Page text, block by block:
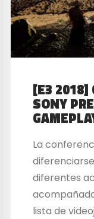
[E3 2018]
SONY
La
diferentes
lista de